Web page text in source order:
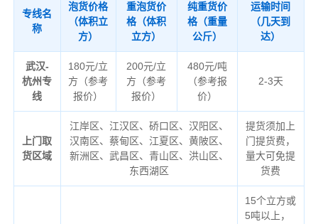
专线名
称
泡货价格
（体积立
方）
重泡货价
格（体积
立方）
纯重货价
格（重量
公斤）
运输时间
（几天到
达）
武汉-
杭州专
线
180元/立
方（参考
报价）
200元/立
方（参考
报价）
480元/吨
（参考报
价）
2-3天
上门取
货区域
江岸区、江汉区、硚口区、汉阳区、
汉南区、蔡甸区、江夏区、黄陂区、
新洲区、武昌区、青山区、洪山区、
东西湖区
提货须加上
门提货费，
量大可免提
货费
15个立方或
5吨以上，